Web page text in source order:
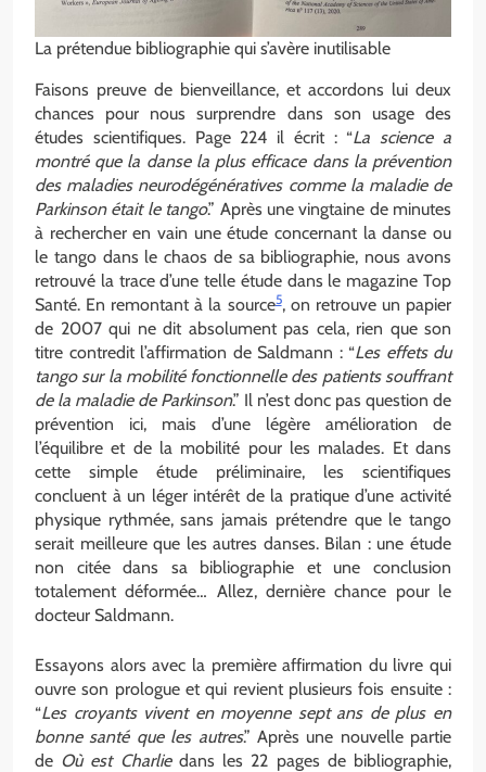
La prétendue bibliographie qui s’avère inutilisable
Faisons preuve de bienveillance, et accordons lui deux
chances pour nous surprendre dans son usage des
études scientifiques. Page 224 il écrit : “La science a
montré que la danse la plus efficace dans la prévention
des maladies neurodégénératives comme la maladie de
Parkinson était le tango.” Après une vingtaine de minutes
à rechercher en vain une étude concernant la danse ou
le tango dans le chaos de sa bibliographie, nous avons
retrouvé la trace d’une telle étude dans le magazine Top
Santé. En remontant à la source5, on retrouve un papier
de 2007 qui ne dit absolument pas cela, rien que son
titre contredit l’affirmation de Saldmann : “Les effets du
tango sur la mobilité fonctionnelle des patients souffrant
de la maladie de Parkinson.” Il n’est donc pas question de
prévention ici, mais d’une légère amélioration de
l’équilibre et de la mobilité pour les malades. Et dans
cette simple étude préliminaire, les scientifiques
concluent à un léger intérêt de la pratique d’une activité
physique rythmée, sans jamais prétendre que le tango
serait meilleure que les autres danses. Bilan : une étude
non citée dans sa bibliographie et une conclusion
totalement déformée… Allez, dernière chance pour le
docteur Saldmann.
Essayons alors avec la première affirmation du livre qui
ouvre son prologue et qui revient plusieurs fois ensuite :
“Les croyants vivent en moyenne sept ans de plus en
bonne santé que les autres.” Après une nouvelle partie
de Où est Charlie dans les 22 pages de bibliographie,